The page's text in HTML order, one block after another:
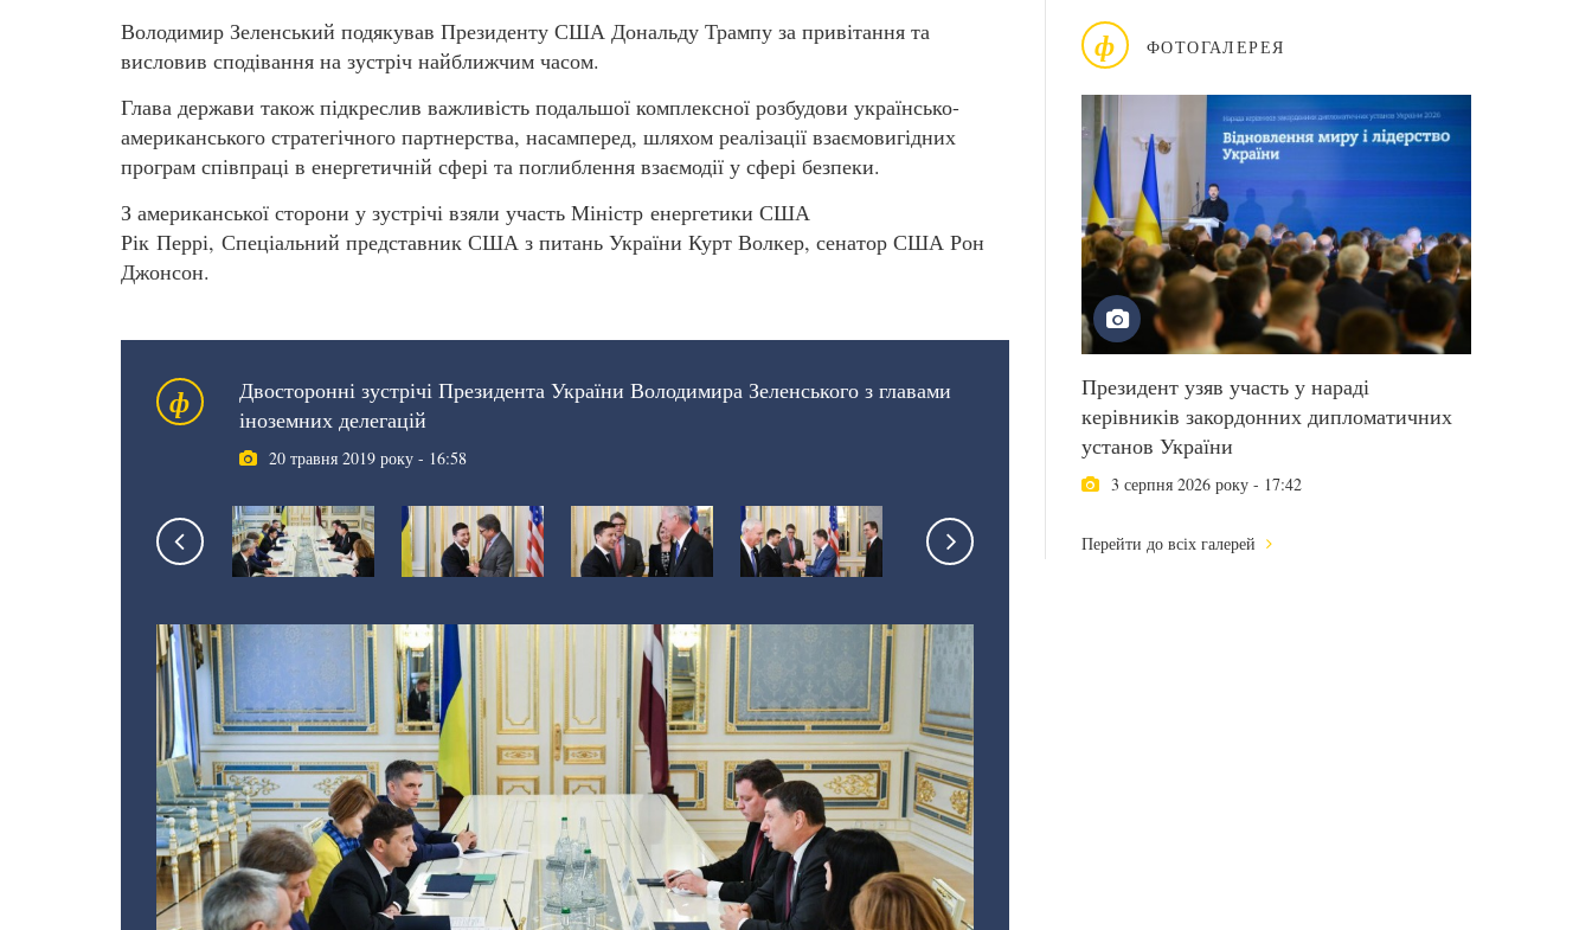
ф ФОТОГАЛЕРЕЯ
Президент узяв участь у нараді
керівників закордонних дипломатичних
установ України
3 серпня 2026 року - 17:42
Перейти до всіх галерей
Володимир Зеленський подякував Президенту США Дональду Трампу за привітання та
висловив сподівання на зустріч найближчим часом.
Глава держави також підкреслив важливість подальшої комплексної розбудови українсько-
американського стратегічного партнерства, насамперед, шляхом реалізації взаємовигідних
програм співпраці в енергетичній сфері та поглиблення взаємодії у сфері безпеки.
З американської сторони у зустрічі взяли участь Міністр енергетики США
Рік Перрі, Спеціальний представник США з питань України Курт Волкер, сенатор США Рон
Джонсон.
ф
Двосторонні зустрічі Президента України Володимира Зеленського з главами
іноземних делегацій
20 травня 2019 року - 16:58